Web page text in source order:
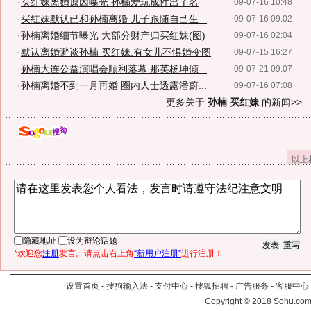
09-07-16 10:48
09-07-16 09:02
·买红妹默认已和孙楠离婚 儿子跟随自己生...
09-07-16 02:04
·孙楠离婚细节曝光 大部分财产归买红妹(图)
09-07-15 16:27
·默认离婚避谈孙楠 买红妹:有女儿不惧婚变图
09-07-21 09:07
·孙楠大连公益演唱会顺利落幕 那英杨坤倾...
09-07-16 07:08
·孙楠离婚不到一月再婚 圈内人士透露潘蔚...
更多关于 孙楠 买红妹 的新闻>>
以
隐藏地址
设为辩论话题
*欢迎您注册发言。请点击右上角“新用户注册”进行注册！
设置首页 - 搜狗输入法 - 支付中心 - 搜狐招聘 - 广告服务 - 客服中心
Copyright©2018